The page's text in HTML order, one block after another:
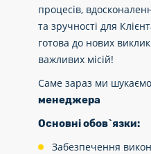
процесів,
та зручності для
готова до нових
важливих місій!
Саме зараз ми шукаємо
менеджера
Основні обов`язки:
Забезпечення